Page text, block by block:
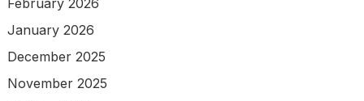
February 2026
January 2026
December 2025
November 2025